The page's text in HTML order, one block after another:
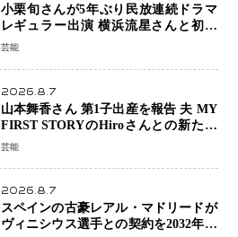
小栗旬さんが5年ぶり民放連続ドラマ
レギュラー出演 横浜流星さんと初共
演『LOST10』で異色バディ結成
芸能
2026.8.7
山本舞香さん 第1子出産を報告 夫 MY
FIRST STORYのHiroさんとの新たな
家族生活「母子ともに健康」
芸能
2026.8.7
スペインの古豪レアル・マドリードが
ヴィニシウス選手との契約を2032年ま